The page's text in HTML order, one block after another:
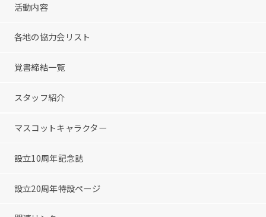
活動内容
各地の協力会リスト
覚書締結一覧
スタッフ紹介
マスコットキャラクター
設立10周年記念誌
設立20周年特設ページ